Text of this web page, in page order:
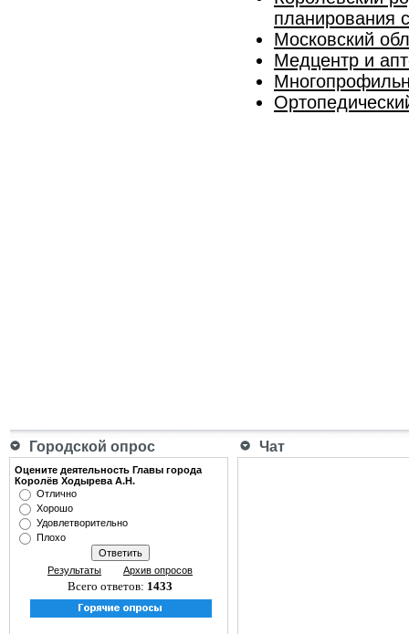
планирования
Московский
Медцентр и
Городской опрос Чат
Оцените деятельность Главы города
Королёв Ходырева А.Н.
Отлично
Хорошо
Удовлетворительно
Плохо
Результаты Архив опросов
Всего ответов: 1433